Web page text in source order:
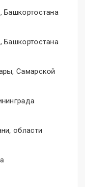
Башкортостана
Башкортостана
Самарской
области